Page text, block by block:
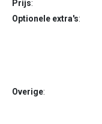
Prijs:
Optionele extra's:
Overige: